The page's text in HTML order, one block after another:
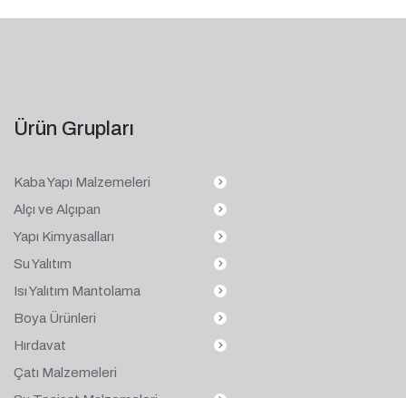
Ürün Grupları
Kaba Yapı Malzemeleri
Alçı ve Alçıpan
Yapı Kimyasalları
Su Yalıtım
Isı Yalıtım Mantolama
Boya Ürünleri
Hırdavat
Çatı Malzemeleri